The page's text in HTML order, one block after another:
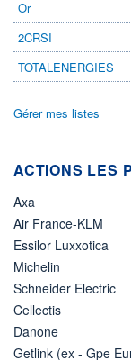
Boursobank
Or
2CRSI
TOTALENERGIES
Gérer mes listes
ACTIONS LES
Axa
Air France-KLM
Essilor Luxxotica
Michelin
Schneider Electric
Cellectis
Danone
Getlink (ex - Gpe